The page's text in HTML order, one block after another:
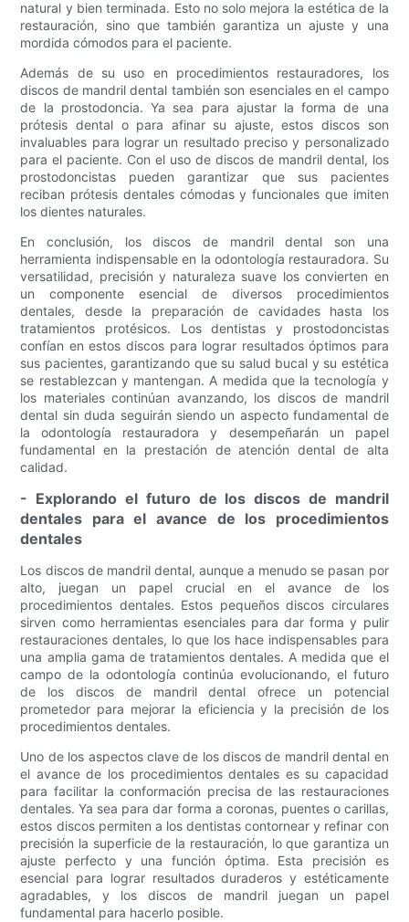
natural y bien terminada. Esto no solo mejora la estética de la
restauración, sino que también garantiza un ajuste y una
mordida cómodos para el paciente.
Además de su uso en procedimientos restauradores, los
discos de mandril dental también son esenciales en el campo
de la prostodoncia. Ya sea para ajustar la forma de una
prótesis dental o para afinar su ajuste, estos discos son
invaluables para lograr un resultado preciso y personalizado
para el paciente. Con el uso de discos de mandril dental, los
prostodoncistas pueden garantizar que sus pacientes
reciban prótesis dentales cómodas y funcionales que imiten
los dientes naturales.
En conclusión, los discos de mandril dental son una
herramienta indispensable en la odontología restauradora. Su
versatilidad, precisión y naturaleza suave los convierten en
un componente esencial de diversos procedimientos
dentales, desde la preparación de cavidades hasta los
tratamientos protésicos. Los dentistas y prostodoncistas
confían en estos discos para lograr resultados óptimos para
sus pacientes, garantizando que su salud bucal y su estética
se restablezcan y mantengan. A medida que la tecnología y
los materiales continúan avanzando, los discos de mandril
dental sin duda seguirán siendo un aspecto fundamental de
la odontología restauradora y desempeñarán un papel
fundamental en la prestación de atención dental de alta
calidad.
- Explorando el futuro de los discos de mandril
dentales para el avance de los procedimientos
dentales
Los discos de mandril dental, aunque a menudo se pasan por
alto, juegan un papel crucial en el avance de los
procedimientos dentales. Estos pequeños discos circulares
sirven como herramientas esenciales para dar forma y pulir
restauraciones dentales, lo que los hace indispensables para
una amplia gama de tratamientos dentales. A medida que el
campo de la odontología continúa evolucionando, el futuro
de los discos de mandril dental ofrece un potencial
prometedor para mejorar la eficiencia y la precisión de los
procedimientos dentales.
Uno de los aspectos clave de los discos de mandril dental en
el avance de los procedimientos dentales es su capacidad
para facilitar la conformación precisa de las restauraciones
dentales. Ya sea para dar forma a coronas, puentes o carillas,
estos discos permiten a los dentistas contornear y refinar con
precisión la superficie de la restauración, lo que garantiza un
ajuste perfecto y una función óptima. Esta precisión es
esencial para lograr resultados duraderos y estéticamente
agradables, y los discos de mandril juegan un papel
fundamental para hacerlo posible.